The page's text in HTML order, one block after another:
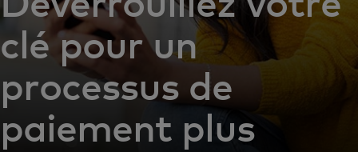
clé pour un
processus de
paiement plus